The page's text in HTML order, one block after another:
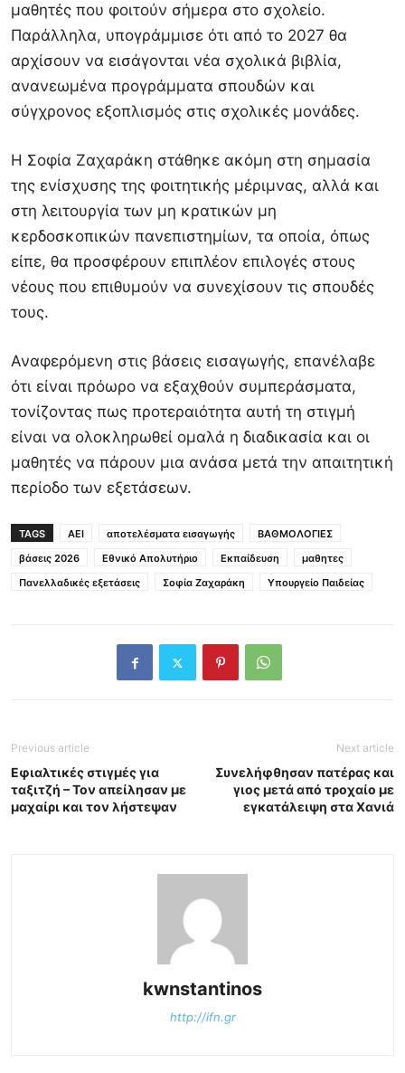
μαθητές που φοιτούν σήμερα στο σχολείο.
Παράλληλα, υπογράμμισε ότι από το 2027 θα
αρχίσουν να εισάγονται νέα σχολικά βιβλία,
ανανεωμένα προγράμματα σπουδών και
σύγχρονος εξοπλισμός στις σχολικές μονάδες.
Η Σοφία Ζαχαράκη στάθηκε ακόμη στη σημασία
της ενίσχυσης της φοιτητικής μέριμνας, αλλά και
στη λειτουργία των μη κρατικών μη
κερδοσκοπικών πανεπιστημίων, τα οποία, όπως
είπε, θα προσφέρουν επιπλέον επιλογές στους
νέους που επιθυμούν να συνεχίσουν τις σπουδές
τους.
Αναφερόμενη στις βάσεις εισαγωγής, επανέλαβε
ότι είναι πρόωρο να εξαχθούν συμπεράσματα,
τονίζοντας πως προτεραιότητα αυτή τη στιγμή
είναι να ολοκληρωθεί ομαλά η διαδικασία και οι
μαθητές να πάρουν μια ανάσα μετά την απαιτητική
περίοδο των εξετάσεων.
TAGS ΑΕΙ αποτελέσματα εισαγωγής
ΒΑΘΜΟΛΟΓΙΕΣ
βάσεις 2026
Εθνικό Απολυτήριο Εκπαίδευση
μαθητες
Πανελλαδικές εξετάσεις
Σοφία Ζαχαράκη Υπουργείο Παιδείας
Previous article
Εφιαλτικές στιγμές για
ταξιτζή – Τον απείλησαν με
μαχαίρι και τον λήστεψαν
Next article
Συνελήφθησαν πατέρας και
γιος μετά από τροχαίο με
εγκατάλειψη στα Χανιά
kwnstantinos
http://ifn.gr